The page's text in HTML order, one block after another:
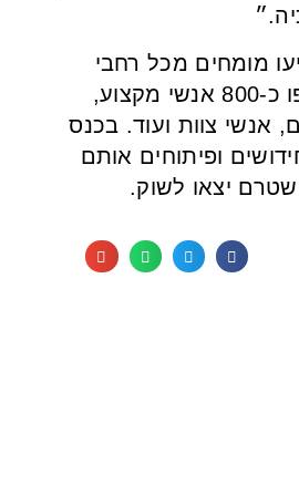
מומחים מכל רחבי
הארץ, וכן השתתפו כ-800 אנשי מקצוע,
אנשי צוות ועוד. בכנס
ופיתוחים אותם
יצאו לשוק.